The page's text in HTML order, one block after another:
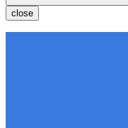
close